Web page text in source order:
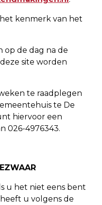
kenmerk van het
op de dag na de
site worden
te raadplegen
te De
hiervoor een
026-4976343.
u het niet eens bent
u volgens de